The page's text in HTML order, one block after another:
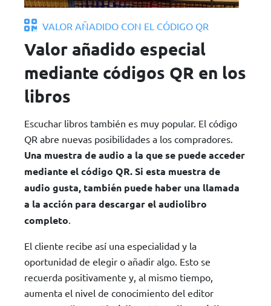
VALOR AÑADIDO CON EL CÓDIGO QR
Valor añadido especial
mediante códigos QR en los
libros
Escuchar libros también es muy popular. El código
QR abre nuevas posibilidades a los compradores.
Una muestra de audio a la que se puede acceder
mediante el código QR. Si esta muestra de
audio gusta, también puede haber una llamada
a la acción para descargar el audiolibro
completo.
El cliente recibe así una especialidad y la
oportunidad de elegir o añadir algo. Esto se
recuerda positivamente y, al mismo tiempo,
aumenta el nivel de conocimiento del editor